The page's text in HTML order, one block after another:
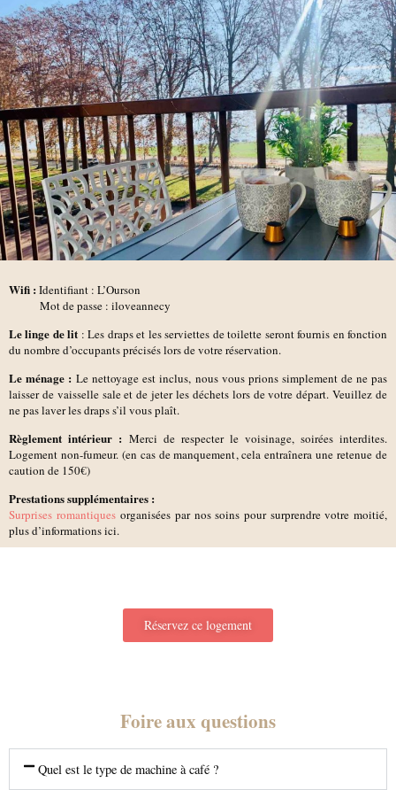
Wifi : Identifiant : L’Ourson
Mot de passe : iloveannecy
Le linge de lit : Les draps et les serviettes de toilette seront fournis en fonction
du nombre d’occupants précisés lors de votre réservation.
Le ménage : Le nettoyage est inclus, nous vous prions simplement de ne pas
laisser de vaisselle sale et de jeter les déchets lors de votre départ. Veuillez de
ne pas laver les draps s’il vous plaît.
Règlement intérieur : Merci de respecter le voisinage, soirées interdites.
Logement non-fumeur. (en cas de manquement, cela entraînera une retenue de
caution de 150€)
Prestations supplémentaires :
Surprises romantiques organisées par nos soins pour surprendre votre moitié,
plus d’informations ici.
Réservez ce logement
Foire aux questions
Quel est le type de machine à café ?